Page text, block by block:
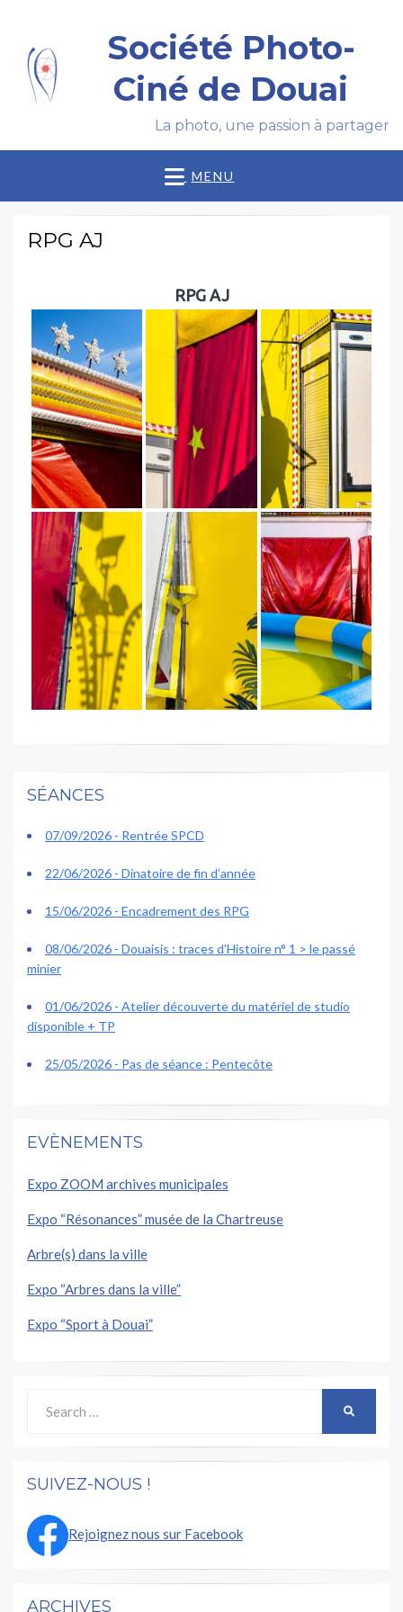
Société Photo-
Ciné de Douai
La photo, une passion à partager
MENU
RPG AJ
RPG AJ
SÉANCES
07/09/2026 - Rentrée SPCD
22/06/2026 - Dinatoire de fin d’année
15/06/2026 - Encadrement des RPG
08/06/2026 - Douaisis : traces d’Histoire n° 1 > le passé
minier
01/06/2026 - Atelier découverte du matériel de studio
disponible + TP
25/05/2026 - Pas de séance : Pentecôte
EVÈNEMENTS
Expo ZOOM archives municipales
Expo “Résonances” musée de la Chartreuse
Arbre(s) dans la ville
Expo “Arbres dans la ville”
Expo “Sport à Douai”
for:
SUIVEZ-NOUS !
Rejoignez nous sur Facebook
ARCHIVES